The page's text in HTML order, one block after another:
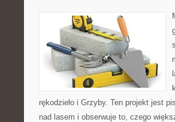
rękodzieło i Grzyby. Ten projekt jest
nad lasem i obserwuje to, czego